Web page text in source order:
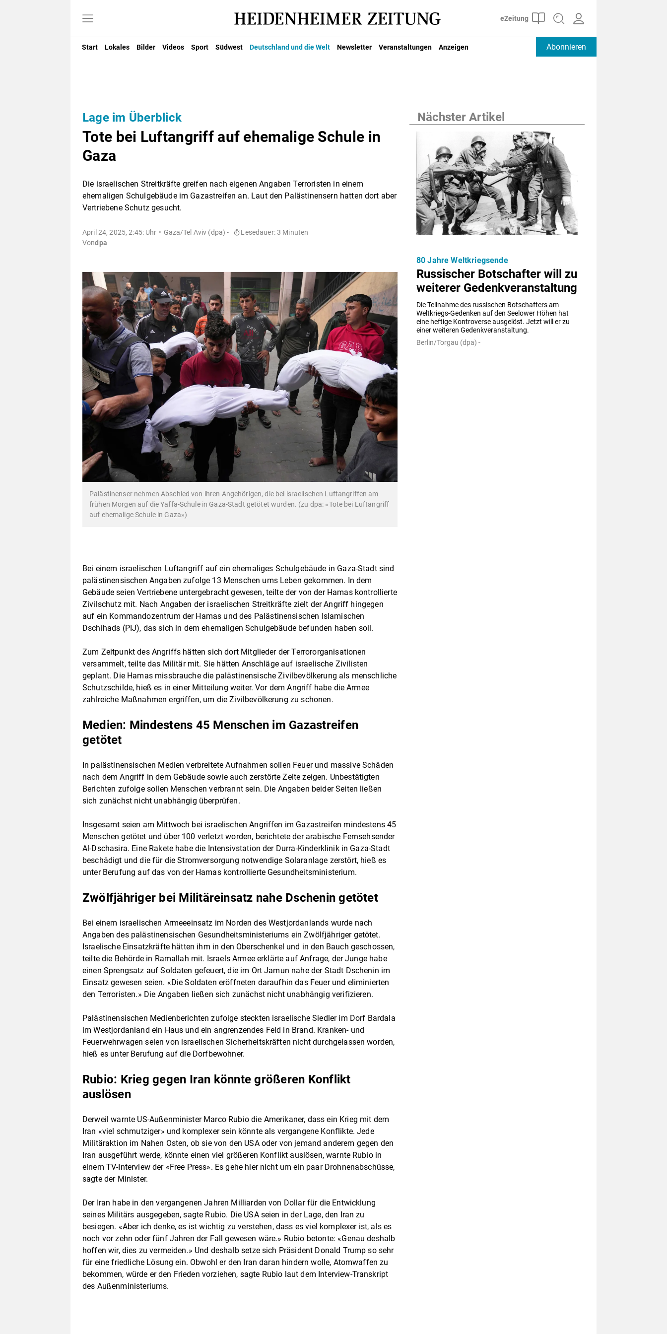
Start Lokales Bilder Videos Sport Südwest Deutschland und die Welt Newsletter Veranstaltungen Anzeigen Abonnieren
Lage im Überblick
Tote bei Luftangriff auf ehemalige Schule in
Gaza
Die israelischen Streitkräfte greifen nach eigenen Angaben Terroristen in einem
ehemaligen Schulgebäude im Gazastreifen an. Laut den Palästinensern hatten dort aber
Vertriebene Schutz gesucht.
April 24, 2025, 2:45: Uhr Gaza/Tel Aviv (dpa) -
Lesedauer: 3 Minuten
Vondpa
Palästinenser nehmen Abschied von ihren Angehörigen, die bei israelischen Luftangriffen am
frühen Morgen auf die Yaffa-Schule in Gaza-Stadt getötet wurden. (zu dpa: «Tote bei Luftangriff
auf ehemalige Schule in Gaza»)
Bei einem israelischen Luftangriff auf ein ehemaliges Schulgebäude in Gaza-Stadt sind
palästinensischen Angaben zufolge 13 Menschen ums Leben gekommen. In dem
Gebäude seien Vertriebene untergebracht gewesen, teilte der von der Hamas kontrollierte
Zivilschutz mit. Nach Angaben der israelischen Streitkräfte zielt der Angriff hingegen
auf ein Kommandozentrum der Hamas und des Palästinensischen Islamischen
Dschihads (PIJ), das sich in dem ehemaligen Schulgebäude befunden haben soll.
Zum Zeitpunkt des Angriffs hätten sich dort Mitglieder der Terrororganisationen
versammelt, teilte das Militär mit. Sie hätten Anschläge auf israelische Zivilisten
geplant. Die Hamas missbrauche die palästinensische Zivilbevölkerung als menschliche
Schutzschilde, hieß es in einer Mitteilung weiter. Vor dem Angriff habe die Armee
zahlreiche Maßnahmen ergriffen, um die Zivilbevölkerung zu schonen.
Medien: Mindestens 45 Menschen im Gazastreifen
getötet
In palästinensischen Medien verbreitete Aufnahmen sollen Feuer und massive Schäden
nach dem Angriff in dem Gebäude sowie auch zerstörte Zelte zeigen. Unbestätigten
Berichten zufolge sollen Menschen verbrannt sein. Die Angaben beider Seiten ließen
sich zunächst nicht unabhängig überprüfen.
Insgesamt seien am Mittwoch bei israelischen Angriffen im Gazastreifen mindestens 45
Menschen getötet und über 100 verletzt worden, berichtete der arabische Fernsehsender
Al-Dschasira. Eine Rakete habe die Intensivstation der Durra-Kinderklinik in Gaza-Stadt
beschädigt und die für die Stromversorgung notwendige Solaranlage zerstört, hieß es
unter Berufung auf das von der Hamas kontrollierte Gesundheitsministerium.
Zwölfjähriger bei Militäreinsatz nahe Dschenin getötet
Bei einem israelischen Armeeeinsatz im Norden des Westjordanlands wurde nach
Angaben des palästinensischen Gesundheitsministeriums ein Zwölfjähriger getötet.
Israelische Einsatzkräfte hätten ihm in den Oberschenkel und in den Bauch geschossen,
teilte die Behörde in Ramallah mit. Israels Armee erklärte auf Anfrage, der Junge habe
einen Sprengsatz auf Soldaten gefeuert, die im Ort Jamun nahe der Stadt Dschenin im
Einsatz gewesen seien. «Die Soldaten eröffneten daraufhin das Feuer und eliminierten
den Terroristen.» Die Angaben ließen sich zunächst nicht unabhängig verifizieren.
Palästinensischen Medienberichten zufolge steckten israelische Siedler im Dorf Bardala
im Westjordanland ein Haus und ein angrenzendes Feld in Brand. Kranken- und
Feuerwehrwagen seien von israelischen Sicherheitskräften nicht durchgelassen worden,
hieß es unter Berufung auf die Dorfbewohner.
Rubio: Krieg gegen Iran könnte größeren Konflikt
auslösen
Derweil warnte US-Außenminister Marco Rubio die Amerikaner, dass ein Krieg mit dem
Iran «viel schmutziger» und komplexer sein könnte als vergangene Konflikte. Jede
Militäraktion im Nahen Osten, ob sie von den USA oder von jemand anderem gegen den
Iran ausgeführt werde, könnte einen viel größeren Konflikt auslösen, warnte Rubio in
einem TV-Interview der «Free Press». Es gehe hier nicht um ein paar Drohnenabschüsse,
sagte der Minister.
Der Iran habe in den vergangenen Jahren Milliarden von Dollar für die Entwicklung
seines Militärs ausgegeben, sagte Rubio. Die USA seien in der Lage, den Iran zu
besiegen. «Aber ich denke, es ist wichtig zu verstehen, dass es viel komplexer ist, als es
noch vor zehn oder fünf Jahren der Fall gewesen wäre.» Rubio betonte: «Genau deshalb
hoffen wir, dies zu vermeiden.» Und deshalb setze sich Präsident Donald Trump so sehr
für eine friedliche Lösung ein. Obwohl er den Iran daran hindern wolle, Atomwaffen zu
bekommen, würde er den Frieden vorziehen, sagte Rubio laut dem Interview-Transkript
des Außenministeriums.
Nächster Artikel
Russischer Botschafter will zu
weiterer Gedenkveranstaltung
Die Teilnahme des russischen Botschafters am
Weltkriegs-Gedenken auf den Seelower Höhen hat
eine heftige Kontroverse ausgelöst. Jetzt will er zu
einer weiteren Gedenkveranstaltung.
80 Jahre Weltkriegsende
Berlin/Torgau (dpa) -